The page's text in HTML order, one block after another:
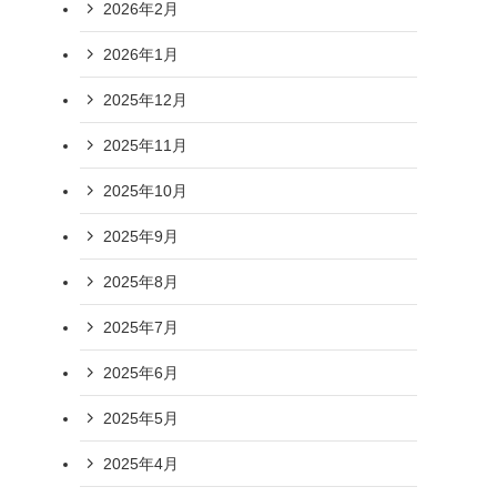
2026年2月
2026年1月
2025年12月
2025年11月
2025年10月
2025年9月
2025年8月
2025年7月
2025年6月
2025年5月
2025年4月